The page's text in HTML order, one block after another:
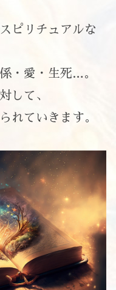
ピリチュアルな
・愛・生死…。
して、
れていきます。